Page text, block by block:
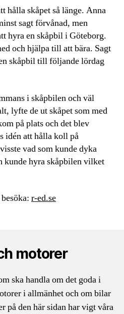
hålla skåpet så länge. Anna
sagt förvånad, men
hyra en skåpbil i Göteborg.
och hjälpa till att bära. Sagt
skåpbil till följande lördag
i skåpbilen och väl
lyfte de ut skåpet som med
på plats och det blev
idén att hålla koll på
vad som kunde dyka
kunde hyra skåpbilen vilket
r-ed.se
motorer
ska handla om det goda i
i allmänhet och om bilar
på den här sidan har vigt våra